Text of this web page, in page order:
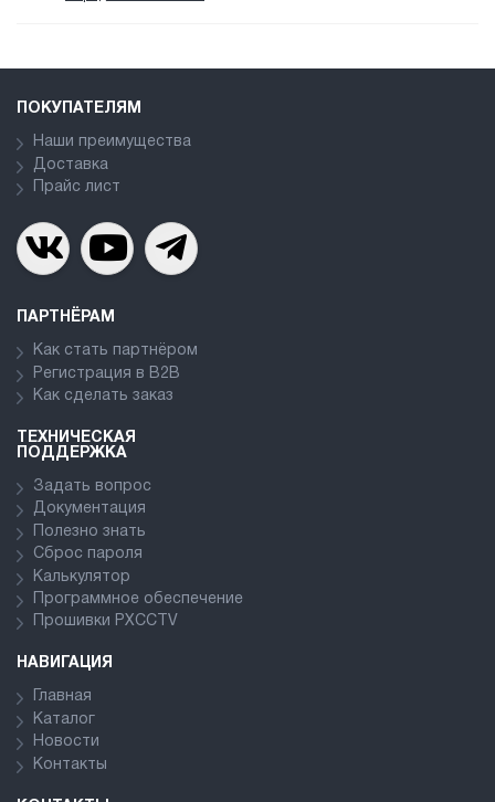
ПОКУПАТЕЛЯМ
Наши преимущества
Доставка
Прайс лист
ПАРТНЁРАМ
Как стать партнёром
Регистрация в В2В
Как сделать заказ
ТЕХНИЧЕСКАЯ
ПОДДЕРЖКА
Задать вопрос
Документация
Полезно знать
Сброс пароля
Калькулятор
Программное обеспечение
Прошивки PXCCTV
НАВИГАЦИЯ
Главная
Каталог
Новости
Контакты